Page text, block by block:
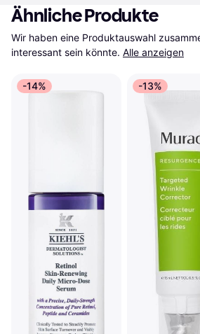
Ähnliche Produkte
Wir haben eine Produktauswahl
interessant sein könnte. Alle anzeigen
-14% -13%